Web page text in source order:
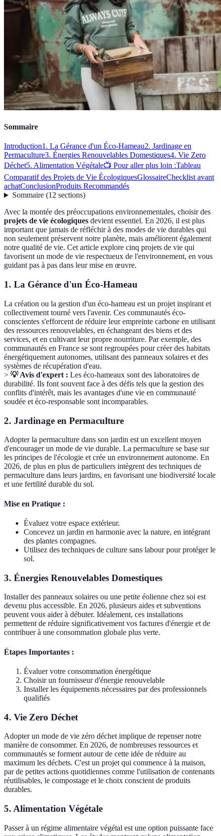
Sommaire
Introduction1. La Gérance d'un Éco-Hameau2. Jardinage en
Permaculture3. Énergies Renouvelables Domestiques4. Vie Zero
Déchet5. Alimentation Végétale📺 Pour aller plus loin :Tableau
Comparatif des Projets de Vie ÉcologiquesGlossaireChecklist avant
achatConclusionProduits Recommandés
Sommaire(12 sections)
Avec la montée des préoccupations environnementales, choisir des
projets de vie écologiques devient essentiel. En 2026, il est plus
important que jamais de réfléchir à des modes de vie durables qui
non seulement préservent notre planète, mais améliorent également
notre qualité de vie. Cet article explore cinq projets de vie qui
favorisent un mode de vie respectueux de l'environnement, en vous
guidant pas à pas dans leur mise en œuvre.
1. La Gérance d'un Éco-Hameau
La création ou la gestion d'un éco-hameau est un projet inspirant et
collectivement tourné vers l'avenir. Ces communautés éco-
conscientes s'efforcent de réduire leur empreinte carbone en utilisant
des ressources renouvelables, en échangeant des biens et des
services, et en cultivant leur propre nourriture. Par exemple, des
communautés en France se sont regroupées pour créer des habitats
énergétiquement autonomes, utilisant des panneaux solaires et des
systèmes de récupération d'eau.
> 💡 Avis d'expert : Les éco-hameaux sont des laboratoires de
durabilité. Ils font souvent face à des défis tels que la gestion des
conflits d'intérêt, mais les avantages d'une vie en communauté
soudée et éco-responsable sont incomparables.
2. Jardinage en Permaculture
Adopter la permaculture dans son jardin est un excellent moyen
d'encourager un mode de vie durable. La permaculture se base sur
les principes de l'écologie et crée un environnement autonome. En
2026, de plus en plus de particuliers intègrent des techniques de
permaculture dans leurs jardins, en favorisant une biodiversité locale
et une fertilité durable du sol.
Mise en Pratique :
Évaluez votre espace extérieur.
Concevez un jardin en harmonie avec la nature, en intégrant
des plantes compagnes.
Utilisez des techniques de culture sans labour pour protéger le
sol.
3. Énergies Renouvelables Domestiques
Installer des panneaux solaires ou une petite éolienne chez soi est
devenu plus accessible. En 2026, plusieurs aides et subventions
peuvent vous aider à débuter. Idéalement, ces installations
permettent de réduire significativement vos factures d'énergie et de
contribuer à une consommation globale plus verte.
Étapes Importantes :
Évaluer votre consommation énergétique
Choisir un fournisseur d'énergie renouvelable
Installer les équipements nécessaires par des professionnels
qualifiés
4. Vie Zero Déchet
Adopter un mode de vie zéro déchet implique de repenser notre
manière de consommer. En 2026, de nombreuses ressources et
communautés se forment autour de cette idée de réduire au
maximum les déchets. C'est un projet qui commence à la maison,
par de petites actions quotidiennes comme l'utilisation de contenants
réutilisables, le compostage et le choix conscient de produits
durables.
5. Alimentation Végétale
Passer à un régime alimentaire végétal est une option puissante face